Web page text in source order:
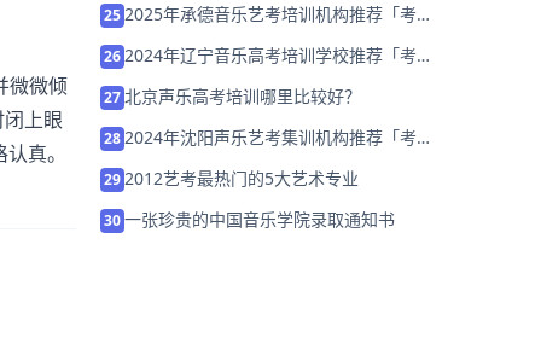
微微倾
上眼
真。
252025年承德音乐艺考培训机构推荐「考前
262024年辽宁音乐高考培训学校推荐「考前
27北京声乐高考培训哪里比较好？
282024年沈阳声乐艺考集训机构推荐「考前
292012艺考最热门的5大艺术专业
30一张珍贵的中国音乐学院录取通知书